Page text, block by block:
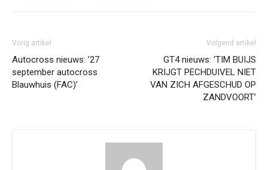
Vorig artikel
Autocross nieuws: ’27
september autocross
Blauwhuis (FAC)’
Volgend artikel
GT4 nieuws: ‘TIM BUIJS
KRIJGT PECHDUIVEL NIET
VAN ZICH AFGESCHUD OP
ZANDVOORT’